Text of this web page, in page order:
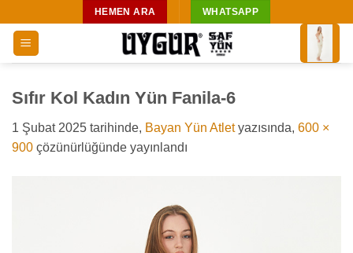
atla
HEMEN ARA WHATSAPP
Sıfır Kol Kadın Yün Fanila-6
1 Şubat 2025 tarihinde, Bayan Yün Atletyazısında, 600 ×
900 çözünürlüğünde yayınlandı